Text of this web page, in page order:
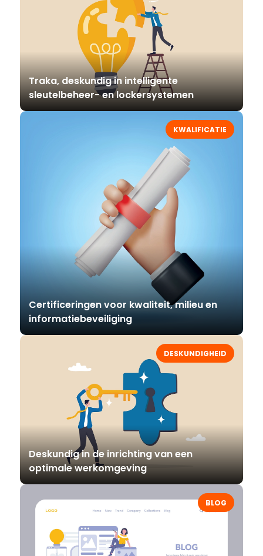
Traka, deskundig in intelligente
sleutelbeheer- en lockersystemen
KWALIFICATIE
Certificeringen voor kwaliteit, milieu en
informatiebeveiliging
DESKUNDIGHEID
Deskundig in de inrichting van een
optimale werkomgeving
BLOG